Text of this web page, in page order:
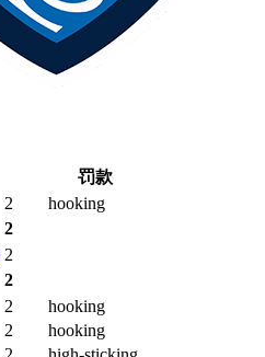
罚款
2
hooking
2
2
2
2
hooking
2
hooking